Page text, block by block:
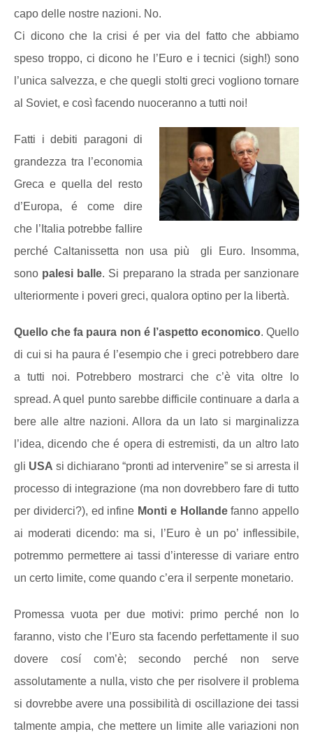
capo delle nostre nazioni. No.
Ci dicono che la crisi é per via del fatto che abbiamo
speso troppo, ci dicono he l’Euro e i tecnici (sigh!) sono
l’unica salvezza, e che quegli stolti greci vogliono tornare
al Soviet, e così facendo nuoceranno a tutti noi!
Fatti i debiti paragoni di
grandezza tra l’economia
Greca e quella del resto
d’Europa, é come dire
che l’Italia potrebbe fallire
perché Caltanissetta non usa più gli Euro. Insomma,
sono palesi balle. Si preparano la strada per sanzionare
ulteriormente i poveri greci, qualora optino per la libertà.
Quello che fa paura non é l’aspetto economico. Quello
di cui si ha paura é l’esempio che i greci potrebbero dare
a tutti noi. Potrebbero mostrarci che c’è vita oltre lo
spread. A quel punto sarebbe difficile continuare a darla a
bere alle altre nazioni. Allora da un lato si marginalizza
l’idea, dicendo che é opera di estremisti, da un altro lato
gli USA si dichiarano “pronti ad intervenire” se si arresta il
processo di integrazione (ma non dovrebbero fare di tutto
per dividerci?), ed infine Monti eHollandefanno appello
ai moderati dicendo: ma si, l’Euro èun po’ inflessibile,
potremmo permettere ai tassi d’interesse di variare entro
un certo limite, come quando c’era il serpente monetario.
Promessa vuota per due motivi: primo perché non lo
faranno, visto che l’Euro sta facendo perfettamente il suo
dovere cosí com’è; secondo perché non serve
assolutamente a nulla, visto che per risolvere il problema
si dovrebbe avere una possibilità di oscillazione dei tassi
talmente ampia, che mettere un limite alle variazioni non